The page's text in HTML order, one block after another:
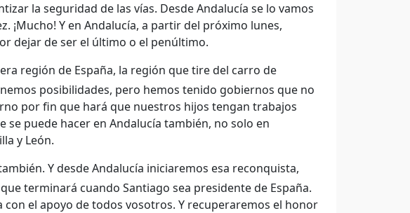
la seguridad de las vías. Desde Andalucía se lo vamos
¡Mucho! Y en Andalucía, a partir del próximo lunes,
dejar de ser el último o el penúltimo.
región de España, la región que tire del carro de
posibilidades, pero hemos tenido gobiernos que no
por fin que hará que nuestros hijos tengan trabajos
puede hacer en Andalucía también, no solo en
y León.
Y desde Andalucía iniciaremos esa reconquista,
terminará cuando Santiago sea presidente de España.
el apoyo de todos vosotros. Y recuperaremos el honor